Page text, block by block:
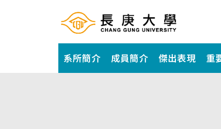
系所簡介 成員簡介 傑出表現 重